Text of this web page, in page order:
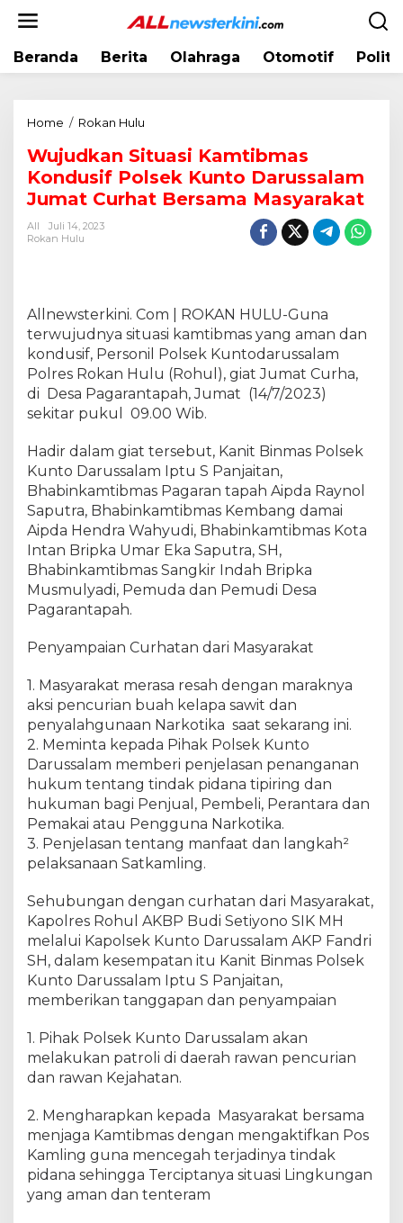
Beranda Berita Olahraga Otomotif
Home / Rokan Hulu
j
u
d
u
a
s
i
K
a
t
m
a
s
K
o
n
s
f
s
e
k
K
u
n
t
D
a
u
s
s
a
a
m
J
m
a
C
r
Wujudkan Situasi Kamtibmas
Kondusif Polsek Kunto Darussalam
Jumat Curhat Bersama Masyarakat
All
Juli 14, 2023
Rokan Hulu
Allnewsterkini. Com | ROKAN HULU-Guna
terwujudnya situasi kamtibmas yang aman dan
kondusif, Personil Polsek Kuntodarussalam
Polres Rokan Hulu (Rohul), giat Jumat Curha,
di Desa Pagarantapah, Jumat (14/7/2023)
sekitar pukul 09.00 Wib.
Hadir dalam giat tersebut, Kanit Binmas Polsek
Kunto Darussalam Iptu S Panjaitan,
Bhabinkamtibmas Pagaran tapah Aipda Raynol
Saputra, Bhabinkamtibmas Kembang damai
Aipda Hendra Wahyudi, Bhabinkamtibmas Kota
Intan Bripka Umar Eka Saputra, SH,
Bhabinkamtibmas Sangkir Indah Bripka
Musmulyadi, Pemuda dan Pemudi Desa
Pagarantapah.
Penyampaian Curhatan dari Masyarakat
1. Masyarakat merasa resah dengan maraknya
aksi pencurian buah kelapa sawit dan
penyalahgunaan Narkotika saat sekarang ini.
2. Meminta kepada Pihak Polsek Kunto
Darussalam memberi penjelasan penanganan
hukum tentang tindak pidana tipiring dan
hukuman bagi Penjual, Pembeli, Perantara dan
Pemakai atau Pengguna Narkotika.
3. Penjelasan tentang manfaat dan langkah²
pelaksanaan Satkamling.
Sehubungan dengan curhatan dari Masyarakat,
Kapolres Rohul AKBP Budi Setiyono SIK MH
melalui Kapolsek Kunto Darussalam AKP Fandri
SH, dalam kesempatan itu Kanit Binmas Polsek
Kunto Darussalam Iptu S Panjaitan,
memberikan tanggapan dan penyampaian
1. Pihak Polsek Kunto Darussalam akan
melakukan patroli di daerah rawan pencurian
dan rawan Kejahatan.
2. Mengharapkan kepada Masyarakat bersama
menjaga Kamtibmas dengan mengaktifkan Pos
Kamling guna mencegah terjadinya tindak
pidana sehingga Terciptanya situasi Lingkungan
yang aman dan tenteram